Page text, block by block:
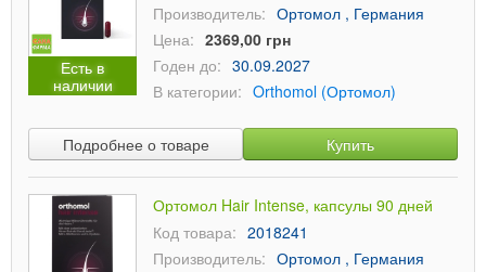
Есть в
наличии
Производитель: Ортомол , Германия
Цена: 2369,00 грн
Годен до: 30.09.2027
В категории: Orthomol (Ортомол)
Подробнее о товаре Купить
Ортомол Hair Intense, капсулы 90 дней
Код товара: 2018241
Производитель: Ортомол , Германия